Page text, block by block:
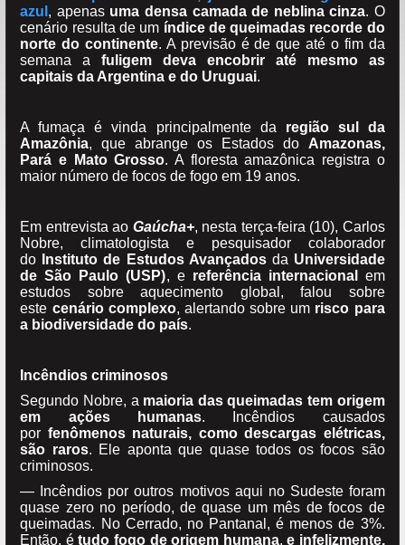
azul , apenas uma densa camada de neblina cinza. O
cenário resulta de um índice de queimadas recorde do
norte do continente. A previsão é de que até o fim da
semana afuligem deva encobrir até mesmo as
capitais da Argentina e do Uruguai.
A fumaça é vinda principalmente da região sul da
Amazônia, que abrange os Estados do Amazonas,
Pará e Mato Grosso. A floresta amazônica registra o
maior número de focos de fogo em 19 anos.
Em entrevista ao Gaúcha+, nesta terça-feira (10), Carlos
Nobre, climatologista e pesquisador colaborador
do Instituto de Estudos Avançadosda Universidade
de São Paulo (USP), e referência internacional
em
estudos sobre aquecimento global, falou sobre
este cenário complexo, alertando sobre um risco para
a biodiversidade do país.
Incêndios criminosos
Segundo Nobre, a maioria das queimadas tem origem
em ações humanas. Incêndios causados
por fenômenos naturais, como descargas elétricas,
são raros. Ele aponta que quase todos os focos são
criminosos.
— Incêndios por outros motivos aqui no Sudeste foram
quase zero no período, de quase um mês de focos de
queimadas. No Cerrado, no Pantanal, é menos de 3%.
Então, étudo fogo de origem humana, e infelizmente,